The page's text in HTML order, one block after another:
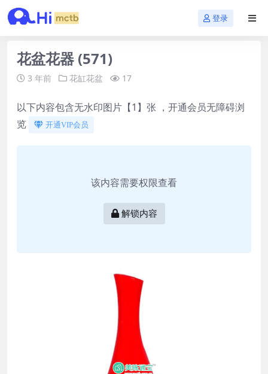
登录
花盆花器 (571)
3 年前 花缸花盆 17
以下内容包含无水印图片【1】张 ，开通会员无障碍浏
览
开通VIP会员
该内容需要权限查看
解锁内容